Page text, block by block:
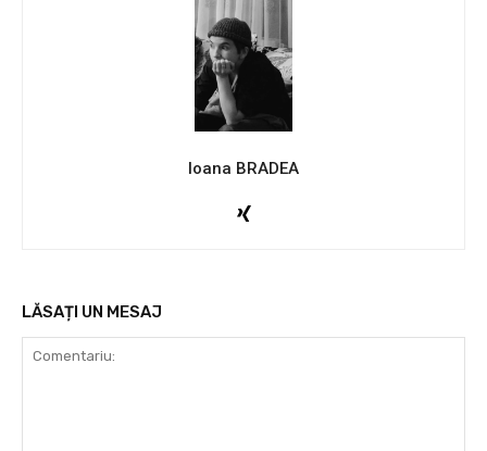
Ioana BRADEA
LĂSAȚI UN MESAJ